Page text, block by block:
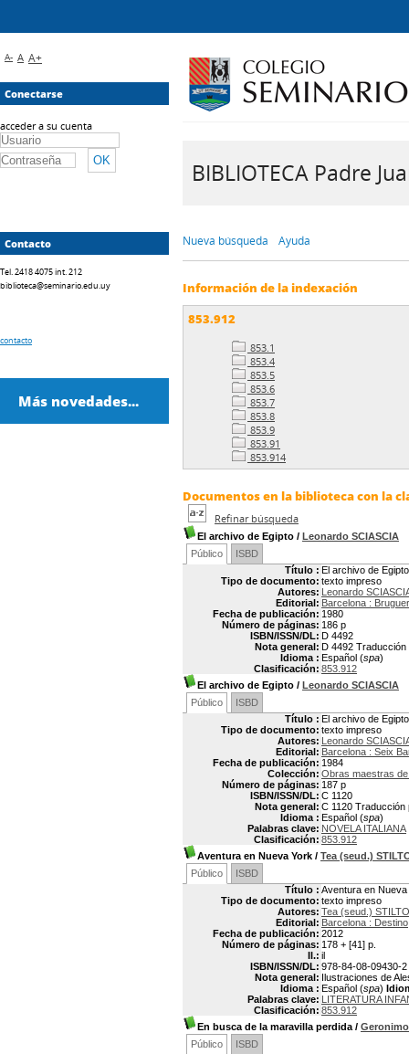
BIBLIOTECA Padre
Nueva búsqueda Ayuda
Información de la indexación
853.912
853.1
853.4
853.5
853.6
853.7
853.8
853.9
853.91
853.914
Documentos en la biblioteca con la
Refinar búsqueda
El archivo de Egipto / Leonardo SCIASCIA
Público
ISBD
Título : El archivo de Egipto
Tipo de documento: texto impreso
Autores: Leonardo
Editorial: Barcelona :
Fecha de publicación: 1980
Número de páginas: 186 p
ISBN/ISSN/DL: D 4492
Nota general: D 4492 Traducción
Idioma : Español (spa)
Clasificación: 853.912
El archivo de Egipto / Leonardo SCIASCIA
Público
ISBD
Título : El archivo de Egipto
Tipo de documento: texto impreso
Autores: Leonardo
Editorial: Barcelona : Seix
Fecha de publicación: 1984
Colección: Obras maestras
Número de páginas: 187 p
ISBN/ISSN/DL: C 1120
Nota general: C 1120 Traducción
Idioma : Español (spa)
Palabras clave: NOVELA ITALIANA
Clasificación: 853.912
Aventura en Nueva York / Tea (seud.)
Público
ISBD
Título : Aventura en Nueva
Tipo de documento: texto impreso
Autores: Tea (seud.)
Editorial: Barcelona : Destino
Fecha de publicación: 2012
Número de páginas: 178 + [41] p.
Il.: il
ISBN/ISSN/DL: 978-84-08-09430-2
Nota general: Ilustraciones de
Idioma : Español (spa)
Palabras clave: LITERATURA
Clasificación: 853.912
En busca de la maravilla perdida /
Público
ISBD
A- A A+
Conectarse
acceder a su cuenta
Contacto
Tel. 2418 4075 int. 212
biblioteca@seminario.edu.uy
contacto
Más novedades...